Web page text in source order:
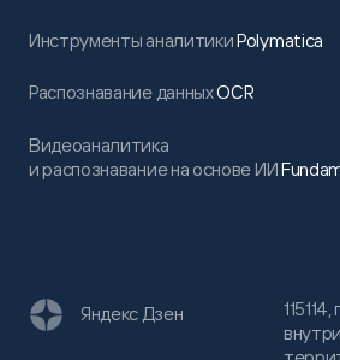
Инструменты аналитикиPolymatica
Распознавание данныхOCR
Видеоаналитика
и распознавание на основе ИИ
Яндекс Дзен